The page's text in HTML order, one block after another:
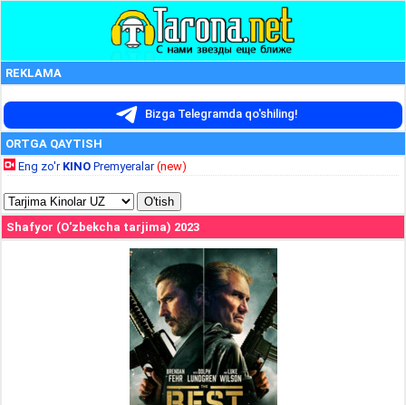
REKLAMA
Bizga Telegramda qo'shiling!
ORTGA QAYTISH
Eng zo'r KINO Premyeralar(new)
Shafyor (O'zbekcha tarjima) 2023